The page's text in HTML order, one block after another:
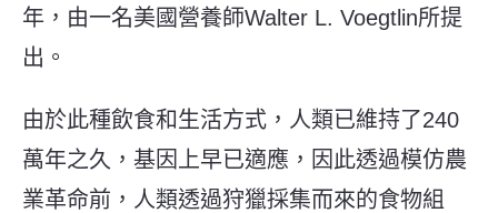
年，由一名美國營養師Walter L. Voegtlin所提
出。
由於此種飲食和生活方式，人類已維持了240
萬年之久，基因上早已適應，因此透過模仿農
業革命前，人類透過狩獵採集而來的食物組